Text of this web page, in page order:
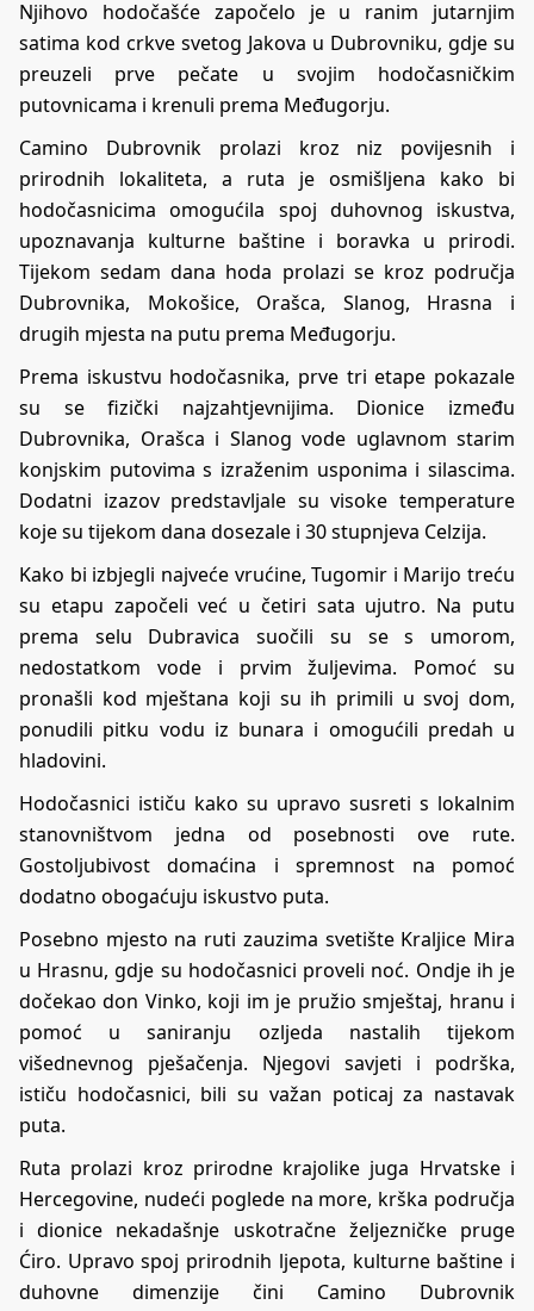
Njihovo hodočašće započelo je u ranim jutarnjim
satima kod crkve svetog Jakova u Dubrovniku, gdje su
preuzeli prve pečate u svojim hodočasničkim
putovnicama i krenuli prema Međugorju.
Camino Dubrovnik prolazi kroz niz povijesnih i
prirodnih lokaliteta, a ruta je osmišljena kako bi
hodočasnicima omogućila spoj duhovnog iskustva,
upoznavanja kulturne baštine i boravka u prirodi.
Tijekom sedam dana hoda prolazi se kroz područja
Dubrovnika, Mokošice, Orašca, Slanog, Hrasna i
drugih mjesta na putu prema Međugorju.
Prema iskustvu hodočasnika, prve tri etape pokazale
su se fizički najzahtjevnijima. Dionice između
Dubrovnika, Orašca i Slanog vode uglavnom starim
konjskim putovima s izraženim usponima i silascima.
Dodatni izazov predstavljale su visoke temperature
koje su tijekom dana dosezale i 30 stupnjeva Celzija.
Kako bi izbjegli najveće vrućine, Tugomir i Marijo treću
su etapu započeli već u četiri sata ujutro. Na putu
prema selu Dubravica suočili su se s umorom,
nedostatkom vode i prvim žuljevima. Pomoć su
pronašli kod mještana koji su ih primili u svoj dom,
ponudili pitku vodu iz bunara i omogućili predah u
hladovini.
Hodočasnici ističu kako su upravo susreti s lokalnim
stanovništvom jedna od posebnosti ove rute.
Gostoljubivost domaćina i spremnost na pomoć
dodatno obogaćuju iskustvo puta.
Posebno mjesto na ruti zauzima svetište Kraljice Mira
u Hrasnu, gdje su hodočasnici proveli noć. Ondje ih je
dočekao don Vinko, koji im je pružio smještaj, hranu i
pomoć u saniranju ozljeda nastalih tijekom
višednevnog pješačenja. Njegovi savjeti i podrška,
ističu hodočasnici, bili su važan poticaj za nastavak
puta.
Ruta prolazi kroz prirodne krajolike juga Hrvatske i
Hercegovine, nudeći poglede na more, krška područja
i dionice nekadašnje uskotračne željezničke pruge
Ćiro. Upravo spoj prirodnih ljepota, kulturne baštine i
duhovne dimenzije čini Camino Dubrovnik